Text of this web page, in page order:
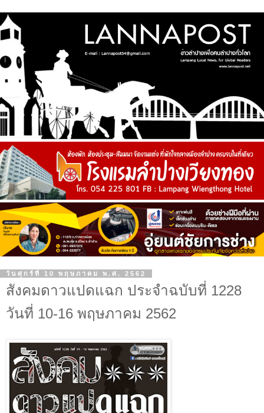
วันศุกร์ที่ 10 พฤษภาคม พ.ศ. 2562
สังคมดาวแปดแฉก ประจำฉบับที่ 1228
วันที่ 10-16 พฤษภาคม 2562